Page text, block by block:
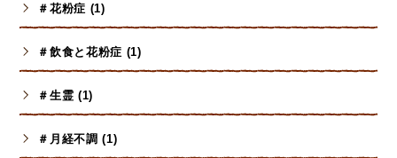
＃花粉症 (1)
＃飲食と花粉症 (1)
＃生霊 (1)
＃月経不調 (1)